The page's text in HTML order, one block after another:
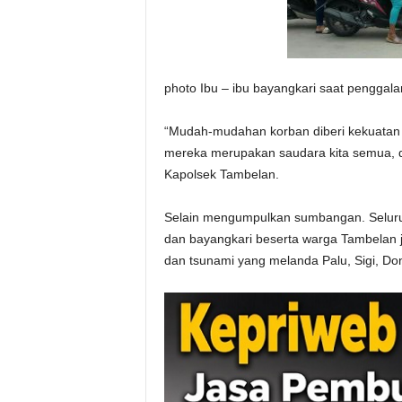
photo Ibu – ibu bayangkari saat
“Mudah-mudahan korban diberi
mereka merupakan saudara kita semua,
Kapolsek Tambelan.
Selain mengumpulkan sumbangan.
dan bayangkari beserta warga
dan tsunami yang melanda Palu, Sigi,